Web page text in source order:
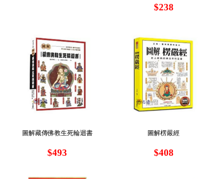
$238
圖解藏傳佛教生死輪迴書
$493
圖解楞嚴經
$408